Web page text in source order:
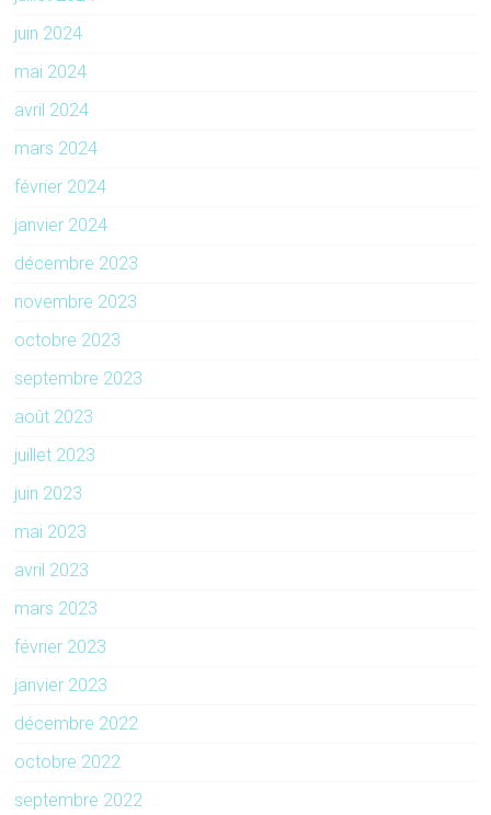
juin 2024
mai 2024
avril 2024
mars 2024
février 2024
janvier 2024
décembre 2023
novembre 2023
octobre 2023
septembre 2023
août 2023
juillet 2023
juin 2023
mai 2023
avril 2023
mars 2023
février 2023
janvier 2023
décembre 2022
octobre 2022
septembre 2022